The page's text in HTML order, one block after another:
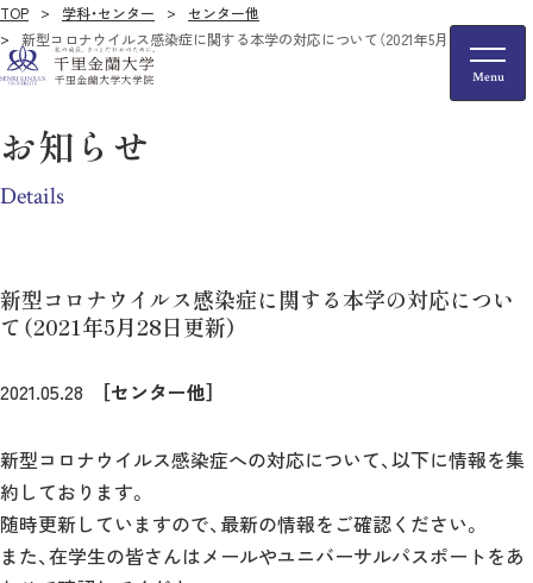
TOP 学科・センター
センター他
新型コロナウイルス感染症に関する本学の対応について（2021年5月28日更新）
お知らせ
Details
新型コロナウイルス感染症に関する本学の対応につい
て（2021年5月28日更新）
2021.05.28 ［センター他］
新型コロナウイルス感染症への対応について、以下に情報を集
約しております。
随時更新していますので、最新の情報をご確認ください。
また、在学生の皆さんはメールやユニバーサルパスポートをあ